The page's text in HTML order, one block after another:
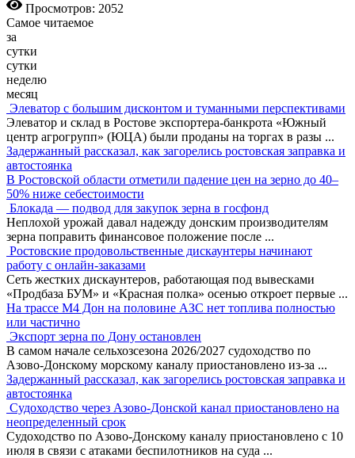
Просмотров: 2052
Самое читаемое
за
сутки
сутки
неделю
месяц
Элеватор с большим дисконтом и туманными перспективами
Элеватор и склад в Ростове экспортера-банкрота «Южный
центр агрогрупп» (ЮЦА) были проданы на торгах в разы ...
Задержанный рассказал, как загорелись ростовская заправка и
автостоянка
В Ростовской области отметили падение цен на зерно до 40–
50% ниже себестоимости
Блокада — подвод для закупок зерна в госфонд
Неплохой урожай давал надежду донским производителям
зерна поправить финансовое положение после ...
Ростовские продовольственные дискаунтеры начинают
работу с онлайн-заказами
Сеть жестких дискаунтеров, работающая под вывесками
«Продбаза БУМ» и «Красная полка» осенью откроет первые ...
На трассе М4 Дон на половине АЗС нет топлива полностью
или частично
Экспорт зерна по Дону остановлен
В самом начале сельхозсезона 2026/2027 судоходство по
Азово-Донскому морскому каналу приостановлено из-за ...
Задержанный рассказал, как загорелись ростовская заправка и
автостоянка
Судоходство через Азово-Донской канал приостановлено на
неопределенный срок
Судоходство по Азово-Донскому каналу приостановлено с 10
июля в связи с атаками беспилотников на суда ...